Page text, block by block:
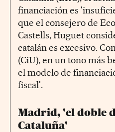
financiación es
que el consejero de
Castells, Huguet
catalán es excesivo.
(CiU), en un tono más
el modelo de
fiscal'.
Madrid, 'el doble
Cataluña'